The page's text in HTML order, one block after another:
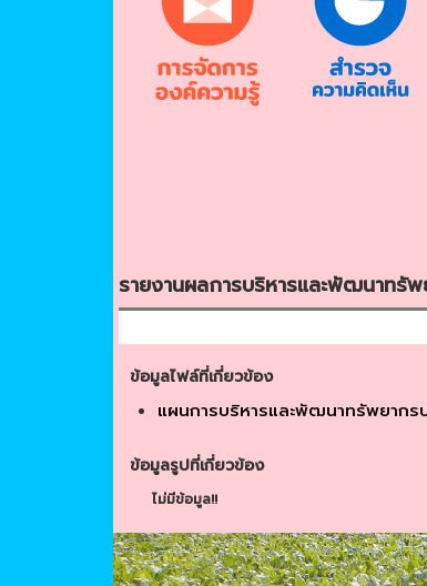
รายงานผลการบริหารและพัฒนาทรั
ข้อมูลไฟล์ที่เกี่ยวข้อง
แผนการบริหารและพัฒนาทรัพยาก
ข้อมูลรูปที่เกี่ยวข้อง
ไม่มีข้อมูล!!